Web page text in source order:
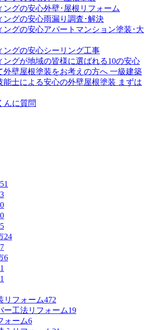
24
6
リフォーム472
ー工法リフォーム19
ォーム6